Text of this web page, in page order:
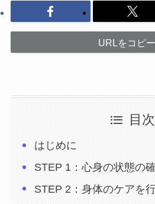
URLをコピ
目次
はじめに
STEP 1：心身の状態の
STEP 2：身体のケアを